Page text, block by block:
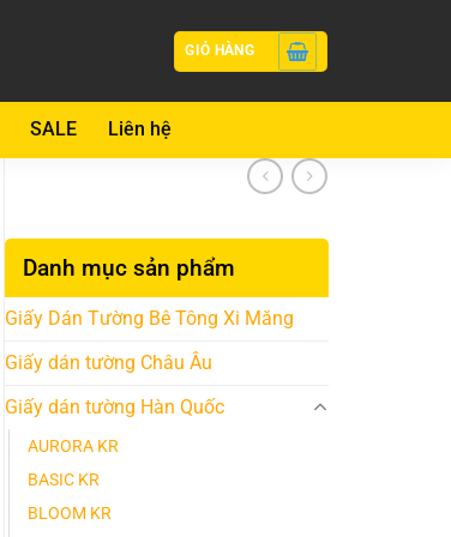
GIỎ HÀNG
SALE Liên hệ
Danh mục sản phẩm
Giấy Dán Tường Bê Tông Xi Măng
Giấy dán tường Châu Âu
Giấy dán tường Hàn Quốc
AURORA KR
BASIC KR
BLOOM KR